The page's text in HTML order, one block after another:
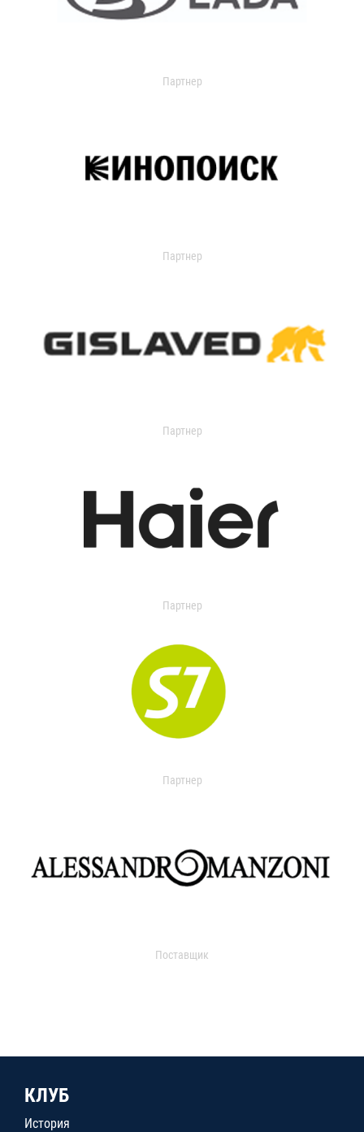
Партнер
Партнер
Партнер
Партнер
Партнер
Поставщик
КЛУБ
История